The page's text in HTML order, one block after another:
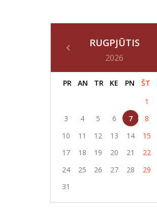
RUGPJŪTIS
2026
PR AN TR KE PN ŠT
1
3
4 5 6 7 8
10
11 12 13 14 15
17
18 19 20 21 22
24
25 26 27 28 29
31